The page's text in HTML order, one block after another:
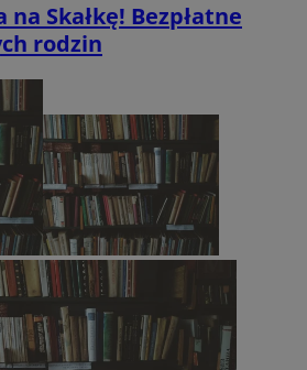
Skałkę! Bezpłatne
rodzin